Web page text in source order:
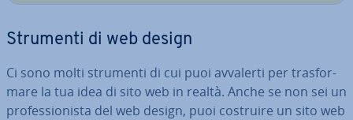
Strumenti di web design
Ci sono molti strumenti di cui puoi avvalerti per tra­sfor­
ma­re la tua idea di sito web in realtà. Anche se non sei un
pro­fes­sio­ni­sta del web design, puoi costruire un sito web